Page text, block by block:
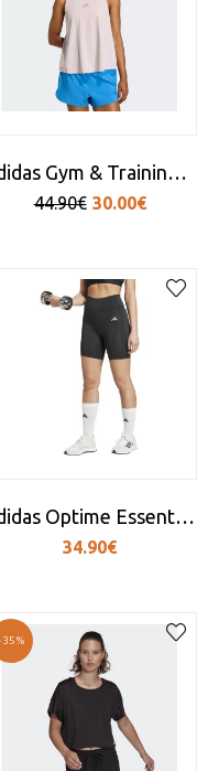
Adidas Gym & Training Tech Intensity Tank Women Purple
44.90€ 30.00€
Adidas Optime Essentials Training Γυναικείο Ποδηλατικό Κολάν Μαύρο
34.90€
35%